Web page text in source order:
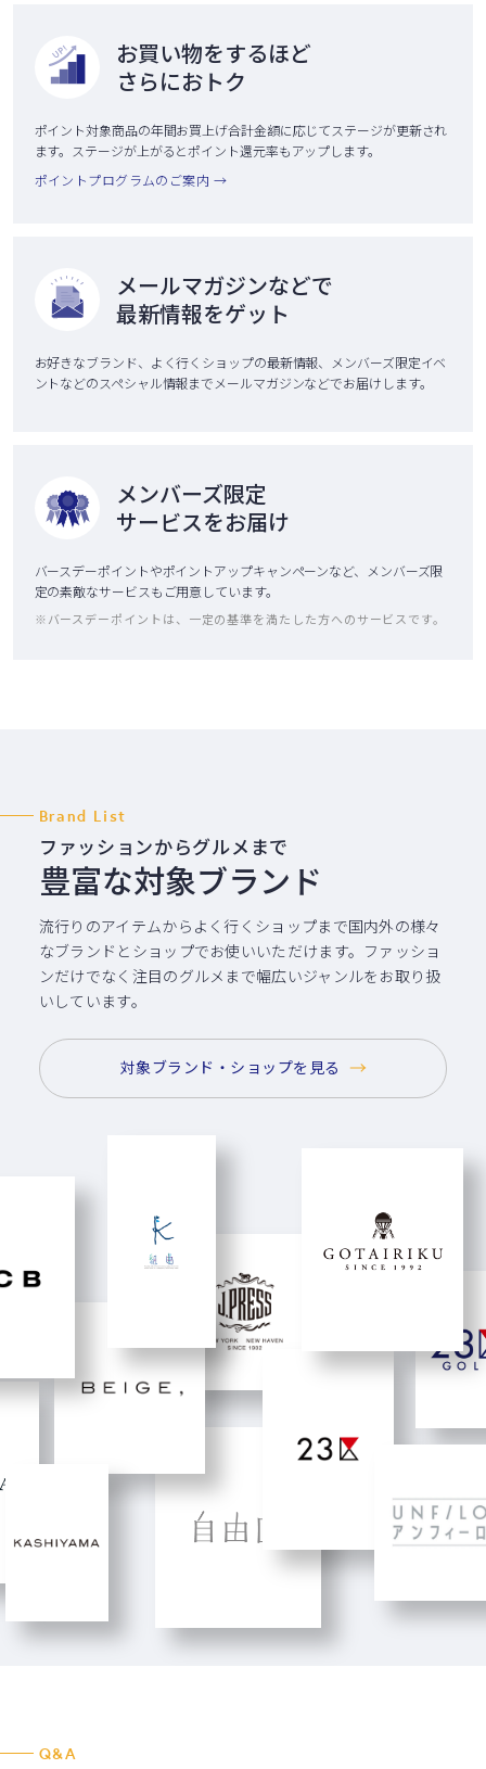
お買い物をするほど
さらにおトク
ポイント対象商品の年間お買上げ合計金額に応じてステージが更新され
ます。ステージが上がるとポイント還元率もアップします。
ポイントプログラムのご案内 →
メールマガジンなどで
最新情報をゲット
お好きなブランド、よく行くショップの最新情報、メンバーズ限定イベ
ントなどのスペシャル情報までメールマガジンなどでお届けします。
メンバーズ限定
サービスをお届け
バースデーポイントやポイントアップキャンペーンなど、メンバーズ限
定の素敵なサービスもご用意しています。
※バースデーポイントは、一定の基準を満たした方へのサービスです。
Brand List
ファッションからグルメまで
豊富な対象ブランド
流行りのアイテムからよく行くショップまで国内外の様々
なブランドとショップでお使いいただけます。ファッショ
ンだけでなく 注目のグルメまで幅広いジャンルをお取り扱
いしています。
対象ブランド・ショップを見る
Q&A